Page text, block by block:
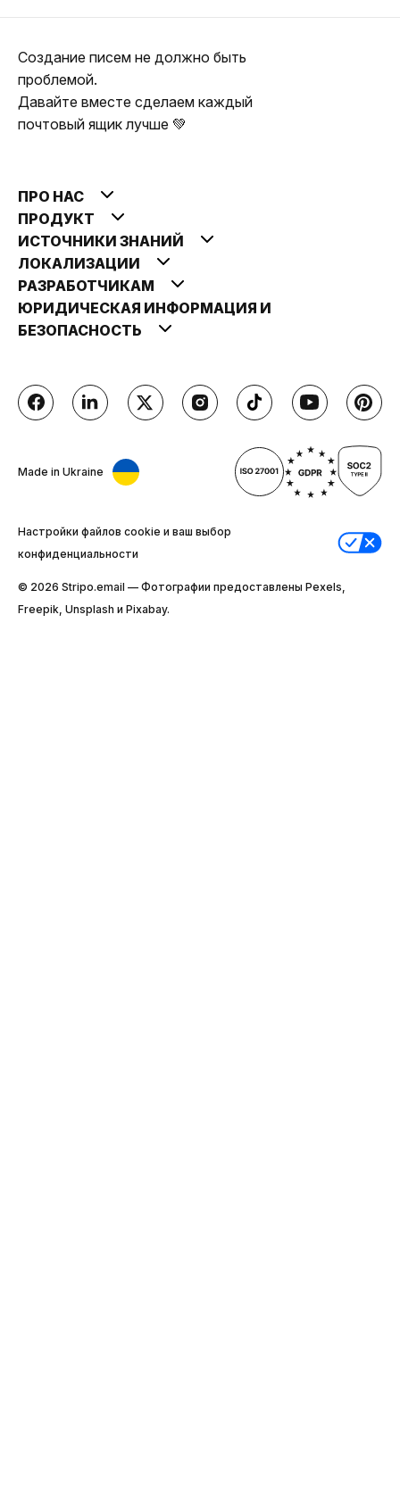
Создание писем не должно быть
проблемой.
Давайте вместе сделаем каждый
почтовый ящик лучше 💚
ПРО НАС
ПРОДУКТ
ИСТОЧНИКИ ЗНАНИЙ
ЛОКАЛИЗАЦИИ
РАЗРАБОТЧИКАМ
ЮРИДИЧЕСКАЯ ИНФОРМАЦИЯ И
БЕЗОПАСНОСТЬ
Made in Ukraine
Настройки файлов cookie и ваш выбор
конфиденциальности
© 2026 Stripо.email — Фотографии предоставлены Pexels,
Freepik, Unsplash и Pixabay.